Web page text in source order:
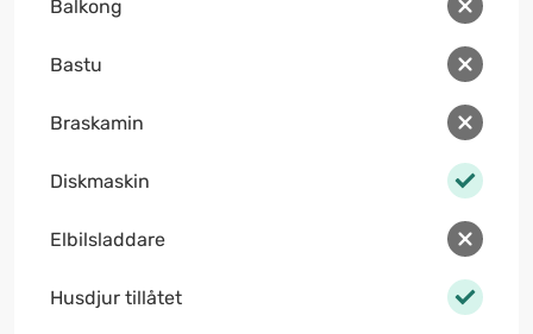
Balkong
Bastu
Braskamin
Diskmaskin
Elbilsladdare
Husdjur tillåtet